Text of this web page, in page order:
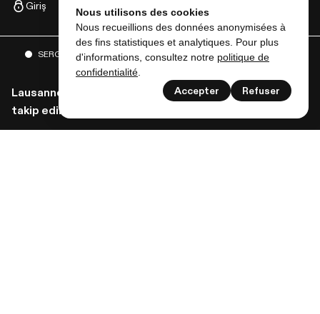
Giriş
SERGILER ETKINLIKLER VE DAHA FAZLASI
Lausanne musées'den tüm haberleri almak için bizi
takip edin!
Nous utilisons des cookies
Nous recueillions des données anonymisées à
des fins statistiques et analytiques. Pour plus
d'informations, consultez notre politique de
confidentialité
Accepter Refuser